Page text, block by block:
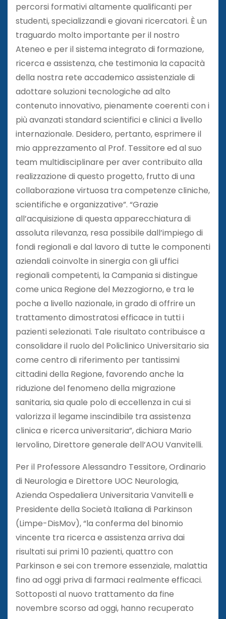
percorsi formativi altamente qualificanti per
studenti, specializzandi e giovani ricercatori. È un
traguardo molto importante per il nostro
Ateneo e per il sistema integrato di formazione,
ricerca e assistenza, che testimonia la capacità
della nostra rete accademico assistenziale di
adottare soluzioni tecnologiche ad alto
contenuto innovativo, pienamente coerenti con i
più avanzati standard scientifici e clinici a livello
internazionale. Desidero, pertanto, esprimere il
mio apprezzamento al Prof. Tessitore ed al suo
team multidisciplinare per aver contribuito alla
realizzazione di questo progetto, frutto di una
collaborazione virtuosa tra competenze cliniche,
scientifiche e organizzative”. “Grazie
all’acquisizione di questa apparecchiatura di
assoluta rilevanza, resa possibile dall’impiego di
fondi regionali e dal lavoro di tutte le componenti
aziendali coinvolte in sinergia con gli uffici
regionali competenti, la Campania si distingue
come unica Regione del Mezzogiorno, e tra le
poche a livello nazionale, in grado di offrire un
trattamento dimostratosi efficace in tutti i
pazienti selezionati. Tale risultato contribuisce a
consolidare il ruolo del Policlinico Universitario sia
come centro di riferimento per tantissimi
cittadini della Regione, favorendo anche la
riduzione del fenomeno della migrazione
sanitaria, sia quale polo di eccellenza in cui si
valorizza il legame inscindibile tra assistenza
clinica e ricerca universitaria”, dichiara Mario
Iervolino, Direttore generale dell’AOU Vanvitelli.
Per il Professore Alessandro Tessitore, Ordinario
di Neurologia e Direttore UOC Neurologia,
Azienda Ospedaliera Universitaria Vanvitelli e
Presidente della Società Italiana di Parkinson
(Limpe-DisMov), “la conferma del binomio
vincente tra ricerca e assistenza arriva dai
risultati sui primi 10 pazienti, quattro con
Parkinson e sei con tremore essenziale, malattia
fino ad oggi priva di farmaci realmente efficaci.
Sottoposti al nuovo trattamento da fine
novembre scorso ad oggi, hanno recuperato